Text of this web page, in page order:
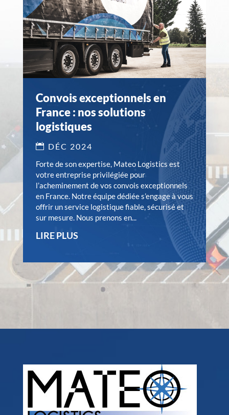
Convois exceptionnels en
France : nos solutions
logistiques
DÉC 2024
Forte de son expertise, Mateo Logistics est
votre entreprise privilégiée pour
l’acheminement de vos convois exceptionnels
en France. Notre équipe dédiée s’engage à vous
offrir un service logistique fiable, sécurisé et
sur mesure. Nous prenons en...
LIRE PLUS